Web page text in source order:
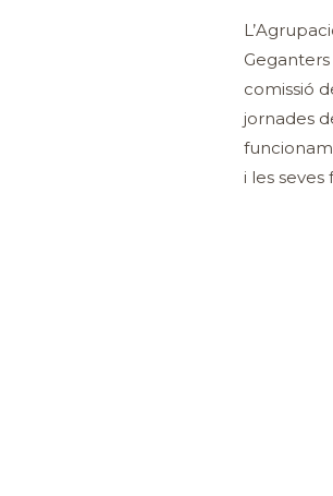
comissió
jornades
i les seves